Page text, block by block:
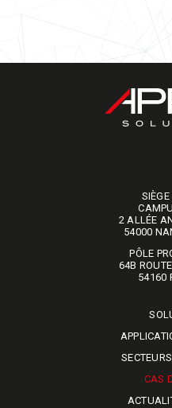
2 ALLÉE
54000
PÔLE
64B
​​​​​​​54160
CAS